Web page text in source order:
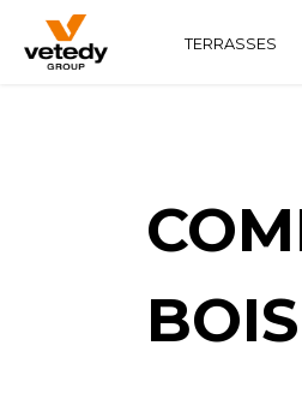
TERRASSES